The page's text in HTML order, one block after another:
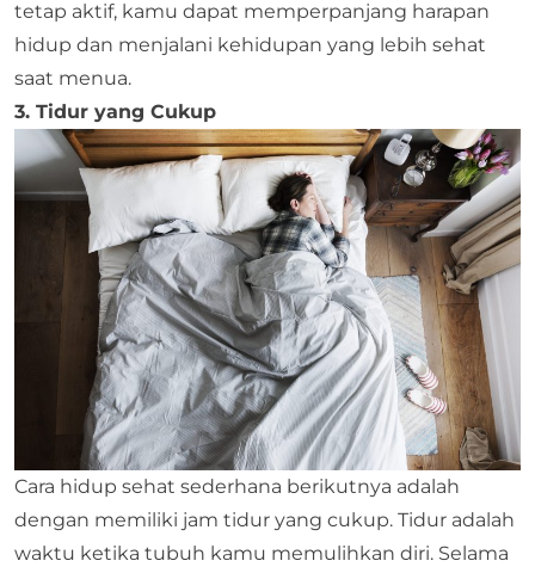
tetap aktif, kamu dapat memperpanjang harapan
hidup dan menjalani kehidupan yang lebih sehat
saat menua.
3. Tidur yang Cukup
Cara hidup sehat sederhana berikutnya adalah
dengan memiliki jam tidur yang cukup. Tidur adalah
waktu ketika tubuh kamu memulihkan diri. Selama